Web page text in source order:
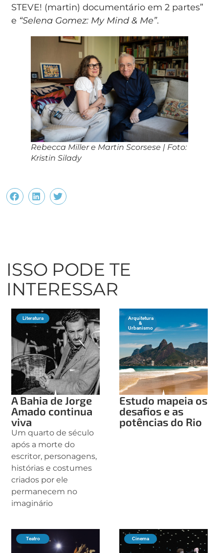
STEVE! (martin) documentário em 2 partes”
e “Selena Gomez: My Mind & Me”.
Rebecca Miller e Martin Scorsese | Foto:
Kristin Silady
ISSO PODE TE
INTERESSAR
Literatura
A Bahia de Jorge
Amado continua
viva
Um quarto de século
após a morte do
escritor, personagens,
histórias e costumes
criados por ele
permanecem no
imaginário
Arquitetura
&
Urbanismo
Estudo mapeia os
desafios e as
potências do Rio
Teatro Cinema